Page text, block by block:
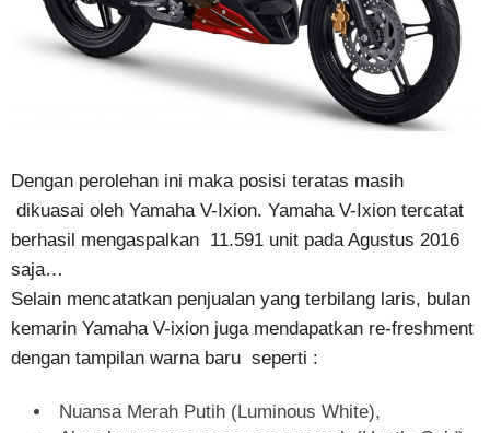
Dengan perolehan ini maka posisi teratas masih
dikuasai oleh Yamaha V-Ixion. Yamaha V-Ixion tercatat
berhasil mengaspalkan 11.591 unit pada Agustus 2016
saja…
Selain mencatatkan penjualan yang terbilang laris, bulan
kemarin Yamaha V-ixion juga mendapatkan re-freshment
dengan tampilan warna baru seperti :
Nuansa Merah Putih (Luminous White),